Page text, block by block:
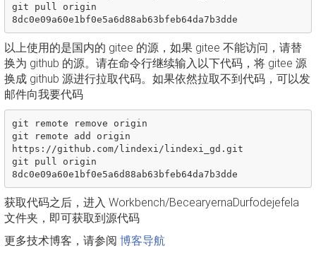
git pull origin
以上使用的是国内的 gitee 的源，如果 gitee 不能访问，请替
换为 github 的源。请在命令行继续输入以下代码，将 gitee 源
换成 github 源进行拉取代码。如果依然拉取不到代码，可以发
邮件向我要代码
git remote remove origin
git remote add origin
https://github.com/lindexi/lindexi_gd.git
git pull origin
获取代码之后，进入 Workbench/BecearyernaDurfodejefela
文件夹，即可获取到源代码
更多技术博客，请参阅 博客导航